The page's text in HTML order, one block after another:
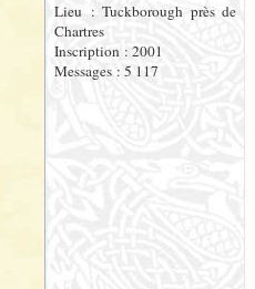
Lieu : Tuckborough près de
Chartres
Inscription : 2001
Messages : 5 117